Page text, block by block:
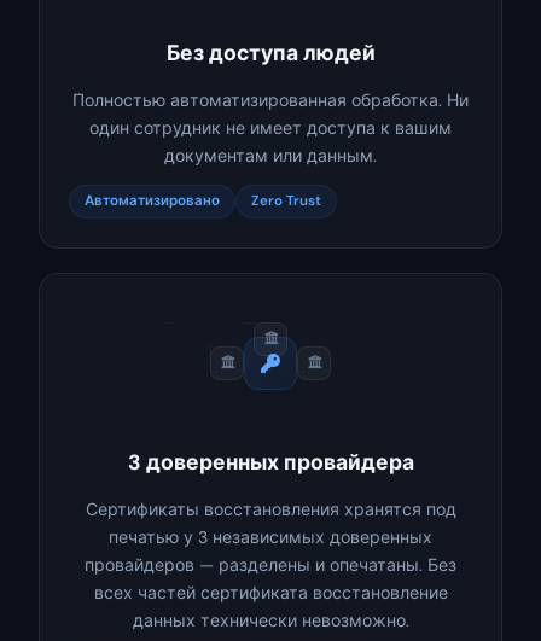
Без доступа людей
Полностью автоматизированная обработка. Ни
один сотрудник не имеет доступа к вашим
документам или данным.
Автоматизировано Zero Trust
3 доверенных провайдера
Сертификаты восстановления хранятся под
печатью у 3 независимых доверенных
провайдеров — разделены и опечатаны. Без
всех частей сертификата восстановление
данных технически невозможно.